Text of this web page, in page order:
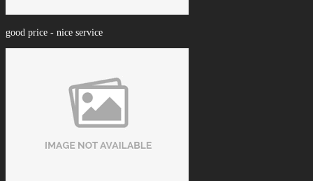
good price - nice service